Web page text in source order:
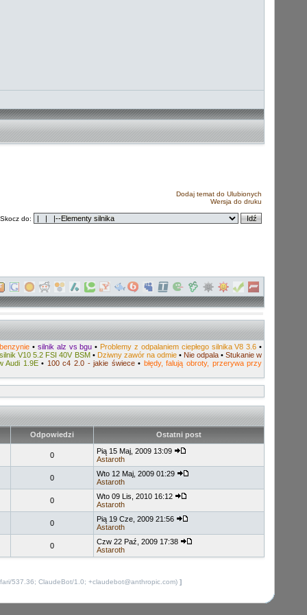
Dodaj temat do Ulubionych
Wersja do druku
Skocz do:
• silnik alz vs bgu • Problemy z odpalaniem ciepłego silnika V8 3.6 •
silnik V10 5.2 FSI 40V BSM• Dziwny zawór na odmie• Nie odpala •Stukanie w
Audi 1.9E• 100 c4 2.0 - jakie świece• błędy, falują obroty, przerywa przy
Odpowiedzi
Ostatni post
0
Pią 15 Maj, 2009 13:09
Astaroth
0
Wto 12 Maj, 2009 01:29
Astaroth
0
Wto 09 Lis, 2010 16:12
Astaroth
0
Pią 19 Cze, 2009 21:56
Astaroth
0
Czw 22 Paź, 2009 17:38
Astaroth
537.36; ClaudeBot/1.0; +claudebot@anthropic.com) ]